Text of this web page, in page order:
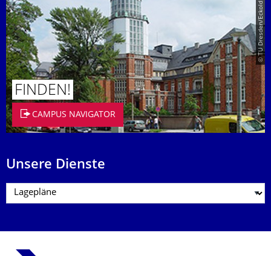
© TU Dresden/Eckold
FINDEN!
CAMPUS NAVIGATOR
Unsere Dienste